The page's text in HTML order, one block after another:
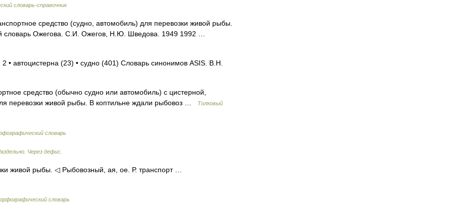
словарь-справочник
средство (судно, автомобиль) для перевозки живой рыбы.
словарь Ожегова. С.И. Ожегов, Н.Ю. Шведова. 1949 1992 …
• автоцистерна (23) • судно (401) Словарь синонимов ASIS. В.Н.
средство (обычно судно или автомобиль) с цистерной,
перевозки живой рыбы. В коптильне ждали рыбовоз …
Толковый
словарь
Через дефис.
живой рыбы. ◁ Рыбовозный, ая, ое. Р. транспорт …
словарь